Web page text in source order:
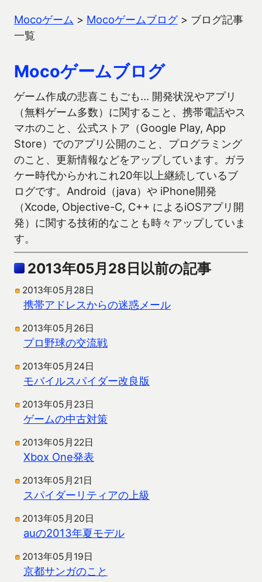
Mocoゲーム > Mocoゲームブログ> ブログ記事
一覧
Mocoゲームブログ
ゲーム作成の悲喜こもごも… 開発状況やアプリ
（無料ゲーム多数）に関すること、携帯電話やス
マホのこと、公式ストア（Google Play, App
Store）でのアプリ公開のこと、プログラミング
のこと、更新情報などをアップしています。ガラ
ケー時代からかれこれ20年以上継続しているブ
ログです。Android（java）や iPhone開発
（Xcode, Objective-C, C++ によるiOSアプリ開
発）に関する技術的なことも時々アップしていま
す。
2013年05月28日以前の記事
2013年05月28日
携帯アドレスからの迷惑メール
2013年05月26日
プロ野球の交流戦
2013年05月24日
モバイルスパイダー改良版
2013年05月23日
ゲームの中古対策
2013年05月22日
Xbox One発表
2013年05月21日
スパイダーリティアの上級
2013年05月20日
auの2013年夏モデル
2013年05月19日
京都サンガのこと